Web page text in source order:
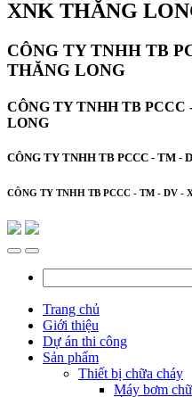
XNK THĂNG
CÔNG TY TNHH TB
THĂNG LONG
CÔNG TY TNHH TB
LONG
CÔNG TY TNHH TB PCCC - TM -
CÔNG TY TNHH TB PCCC - TM - DV -
Trang chủ
Giới thiệu
Dự án thi công
Sản phẩm
Thiết bị chữa cháy
Máy bơm